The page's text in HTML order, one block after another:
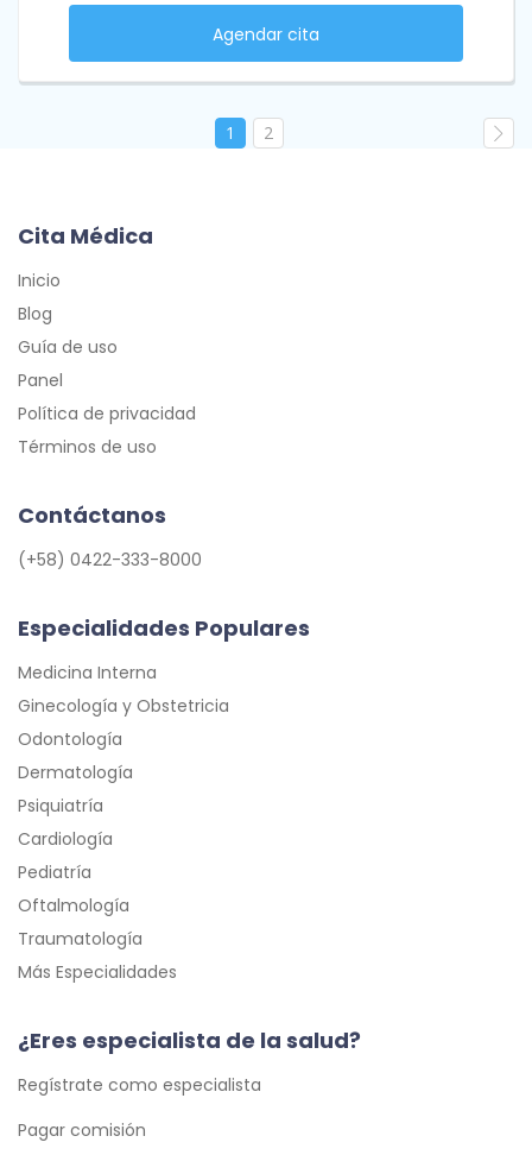
Agendar cita
1 2
Cita Médica
Inicio
Blog
Guía de uso
Panel
Política de privacidad
Términos de uso
Contáctanos
(+58) 0422-333-8000
Especialidades Populares
Medicina Interna
Ginecología y Obstetricia
Odontología
Dermatología
Psiquiatría
Cardiología
Pediatría
Oftalmología
Traumatología
Más Especialidades
¿Eres especialista de la salud?
Regístrate como especialista
Pagar comisión